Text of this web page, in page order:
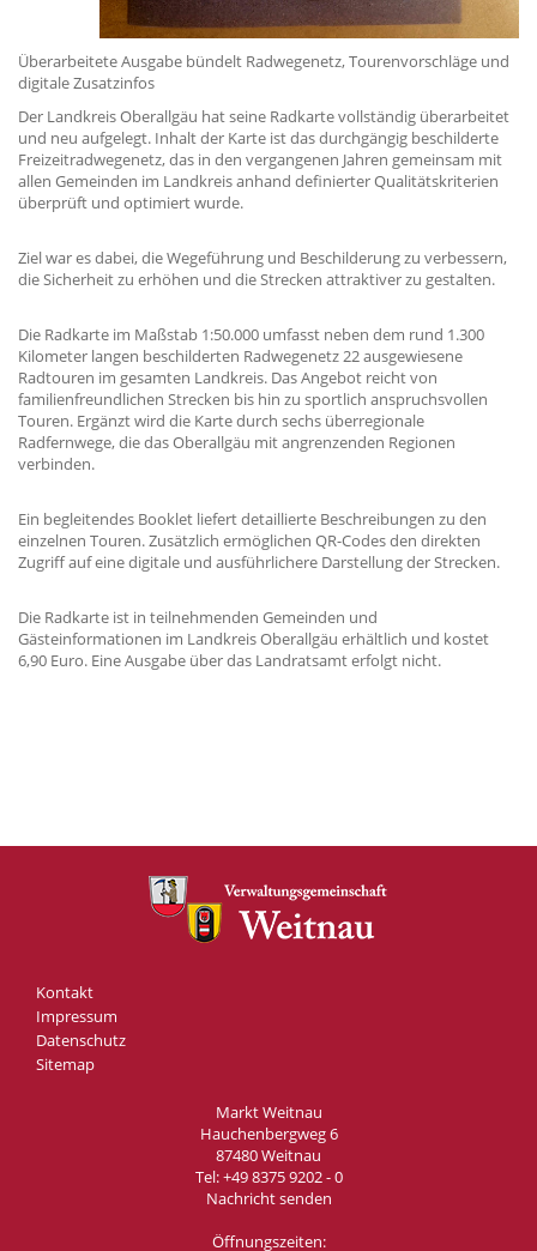
Überarbeitete Ausgabe bündelt Radwegenetz, Tourenvorschläge und
digitale Zusatzinfos
Der Landkreis Oberallgäu hat seine Radkarte vollständig überarbeitet
und neu aufgelegt. Inhalt der Karte ist das durchgängig beschilderte
Freizeitradwegenetz, das in den vergangenen Jahren gemeinsam mit
allen Gemeinden im Landkreis anhand definierter Qualitätskriterien
überprüft und optimiert wurde.
Ziel war es dabei, die Wegeführung und Beschilderung zu verbessern,
die Sicherheit zu erhöhen und die Strecken attraktiver zu gestalten.
Die Radkarte im Maßstab 1:50.000 umfasst neben dem rund 1.300
Kilometer langen beschilderten Radwegenetz 22 ausgewiesene
Radtouren im gesamten Landkreis. Das Angebot reicht von
familienfreundlichen Strecken bis hin zu sportlich anspruchsvollen
Touren. Ergänzt wird die Karte durch sechs überregionale
Radfernwege, die das Oberallgäu mit angrenzenden Regionen
verbinden.
Ein begleitendes Booklet liefert detaillierte Beschreibungen zu den
einzelnen Touren. Zusätzlich ermöglichen QR-Codes den direkten
Zugriff auf eine digitale und ausführlichere Darstellung der Strecken.
Die Radkarte ist in teilnehmenden Gemeinden und
Gästeinformationen im Landkreis Oberallgäu erhältlich und kostet
6,90 Euro. Eine Ausgabe über das Landratsamt erfolgt nicht.
Kontakt
Impressum
Datenschutz
Sitemap
Markt Weitnau
Hauchenbergweg 6
87480 Weitnau
Tel:+49 8375 9202 - 0
Nachricht senden
Öffnungszeiten: